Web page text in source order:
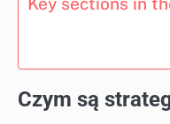
Czym są